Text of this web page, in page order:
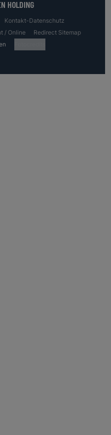
HOLDING
Kontakt-Datenschutz
/ Online
Redirect Sitemap